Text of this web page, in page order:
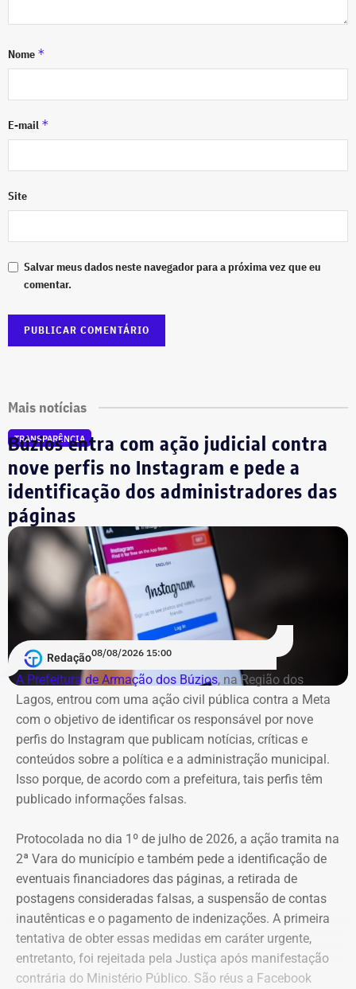
Nome *
E-mail *
Site
Salvar meus dados neste navegador para a próxima vez que eu
comentar.
Mais notícias
TRANSPARÊNCIA
Búzios entra com ação judicial contra
nove perfis no Instagram e pede a
identificação dos administradores das
páginas
Redação08/08/2026 15:00
A Prefeitura de Armação dos Búzios, na Região dos
Lagos, entrou com uma ação civil pública contra a Meta
com o objetivo de identificar os responsável por nove
perfis do Instagram que publicam notícias, críticas e
conteúdos sobre a política e a administração municipal.
Isso porque, de acordo com a prefeitura, tais perfis têm
publicado informações falsas.
Protocolada no dia 1º de julho de 2026, a ação tramita na
2ª Vara do município e também pede a identificação de
eventuais financiadores das páginas, a retirada de
postagens consideradas falsas, a suspensão de contas
inautênticas e o pagamento de indenizações. A primeira
tentativa de obter essas medidas em caráter urgente,
entretanto, foi rejeitada pela Justiça após manifestação
contrária do Ministério Público. São réus a Facebook